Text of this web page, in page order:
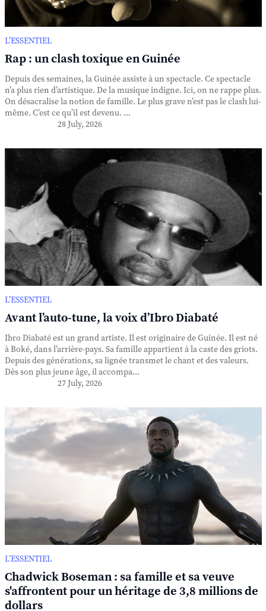
L’ESSENTIEL
Rap : un clash toxique en Guinée
Depuis des semaines, la Guinée assiste à un spectacle. Ce spectacle
n’a plus rien d’artistique. De la musique indigne. Ici, on ne rappe plus.
On désacralise la notion de famille. Le plus grave n’est pas le clash lui-
même. C’est ce qu’il est devenu. ...
28 July, 2026
L’ESSENTIEL
Avant l’auto-tune, la voix d’Ibro Diabaté
Ibro Diabaté est un grand artiste. Il est originaire de Guinée. Il est né
à Boké, dans l’arrière-pays. Sa famille appartient à la caste des griots.
Depuis des générations, sa lignée transmet le chant et des valeurs.
Dès son plus jeune âge, il accompa...
27 July, 2026
L’ESSENTIEL
Chadwick Boseman : sa famille et sa veuve
s'affrontent pour un héritage de 3,8 millions de
dollars